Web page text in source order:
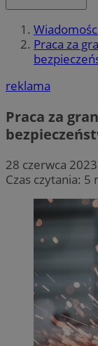
Praca za
reklama
Praca za
28 czerwca
Czas czytania: 5